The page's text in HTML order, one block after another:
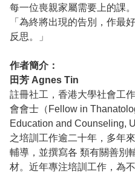
每一位喪親家屬需要上的課。
「為終將出現的告別，作最
反思。」
作者簡介：
田芳 Agnes Tin
註冊社工，香港大學社會工
會會士（Fellow in
Education and Counseling,
之培訓工作逾二十年，多年
輔導，並撰寫各 類有關善別
材。近年專注培訓工作，為